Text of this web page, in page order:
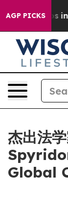
AGP PICKS
Chaos in
杰出法
Global